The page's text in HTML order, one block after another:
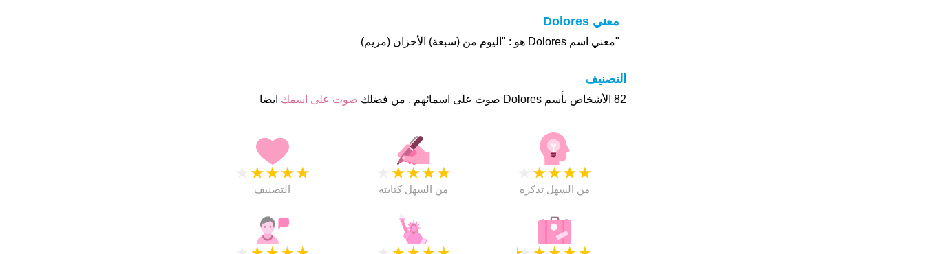
معني Dolores
"معني اسم Dolores هو : "اليوم من (سبعة) الأحزان (مريم)
التصنيف
82 الأشخاص بأسم Dolores صوت على اسمائهم . من فضلك صوت على اسمك ايضا
★
★
★
★
التصنيف
★
★
★
★
من السهل كتابته
★
★
★
★
من السهل تذكره